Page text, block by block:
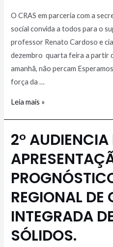
O CRAS em parceria com a
social convida a todos para o
professor Renato Cardoso e
dezembro quarta feira a partir
amanhã, não percam
força da …
Leia mais »
2°
REGIONAL DE
INTEGRADA
SÓLIDOS.